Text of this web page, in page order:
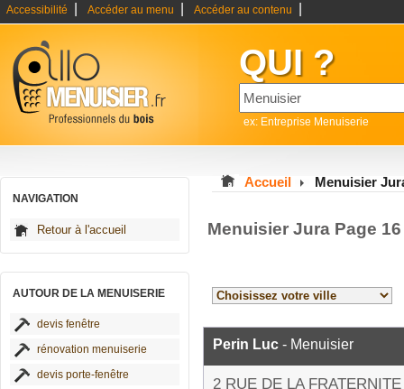
Accessibilité Accéder au menu Accéder au contenu
QUI ?
ex: Entreprise Menuiserie
NAVIGATION
Retour à l'accueil
AUTOUR DE LA MENUISERIE
devis fenêtre
rénovation menuiserie
devis porte-fenêtre
Accueil Menuisier
Menuisier Jura Page 16
Perin Luc - Menuisier
2 RUE DE LA FRATERNITE